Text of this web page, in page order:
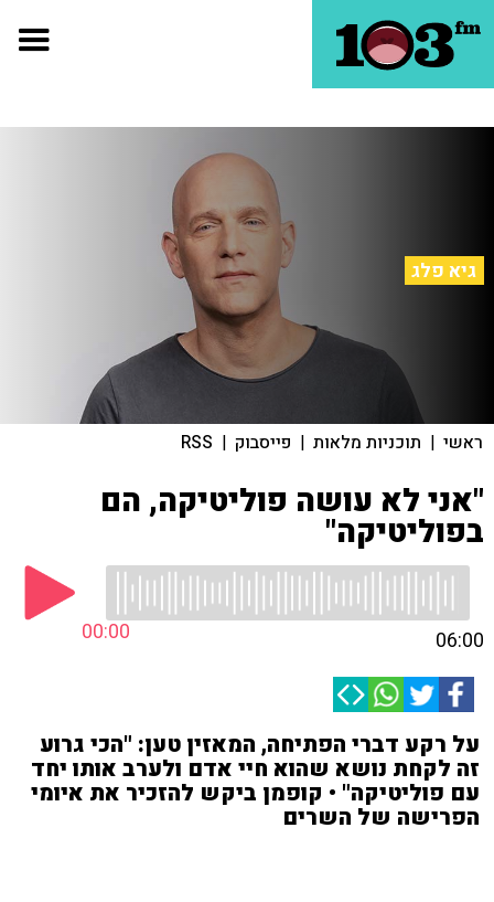
גיא פלג
ראשי | תוכניות מלאות | פייסבוק |
RSS
"אני לא עושה פוליטיקה, הם
בפוליטיקה"
00:00 06:00
על רקע דברי הפתיחה, המאזין טען: "הכי גרוע
זה לקחת נושא שהוא חיי אדם ולערב אותו יחד
עם פוליטיקה" • קופמן ביקש להזכיר את איומי
הפרישה של השרים